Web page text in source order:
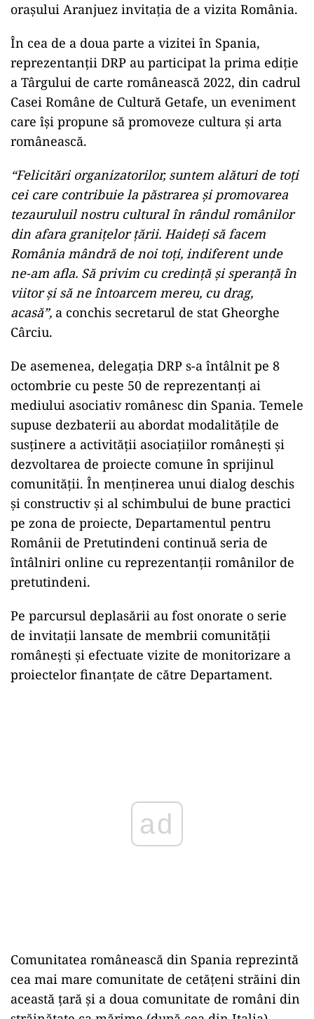
orașului Aranjuez invitația de a vizita România.
În cea de a doua parte a vizitei în Spania,
reprezentanții DRP au participat la prima ediție
a Târgului de carte românească 2022, din cadrul
Casei Române de Cultură Getafe, un eveniment
care își propune să promoveze cultura și arta
românească.
“Felicitări organizatorilor, suntem alături de toți
cei care contribuie la păstrarea și promovarea
tezauruluil nostru cultural în rândul românilor
din afara granițelor țării. Haideți să facem
România mândră de noi toți, indiferent unde
ne-am afla. Să privim cu credință și speranță în
viitor și să ne întoarcem mereu, cu drag,
acasă”, a conchis secretarul de stat Gheorghe
Cârciu.
De asemenea, delegația DRP s-a întâlnit pe 8
octombrie cu peste 50 de reprezentanți ai
mediului asociativ românesc din Spania. Temele
supuse dezbaterii au abordat modalitățile de
susținere a activității asociațiilor românești și
dezvoltarea de proiecte comune în sprijinul
comunității. În menținerea unui dialog deschis
și constructiv și al schimbului de bune practici
pe zona de proiecte, Departamentul pentru
Românii de Pretutindeni continuă seria de
întâlniri online cu reprezentanții românilor de
pretutindeni.
Pe parcursul deplasării au fost onorate o serie
de invitații lansate de membrii comunității
românești și efectuate vizite de monitorizare a
proiectelor finanțate de către Departament.
ad
Comunitatea românească din Spania reprezintă
cea mai mare comunitate de cetățeni străini din
această țară și a doua comunitate de români din